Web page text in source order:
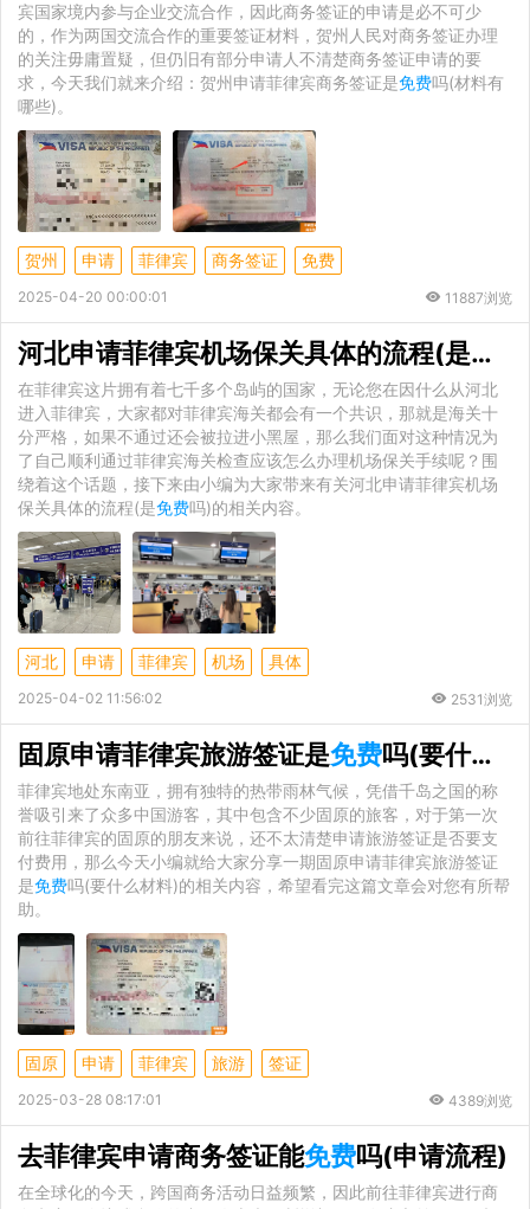
宾国家境内参与企业交流合作，因此商务签证的申请是必不可少
的，作为两国交流合作的重要签证材料，贺州人民对商务签证办理
的关注毋庸置疑，但仍旧有部分申请人不清楚商务签证申请的要
求，今天我们就来介绍：贺州申请菲律宾商务签证是免费吗(材料有
哪些)。
贺州 申请 菲律宾 商务签证 免费
2025-04-20 00:00:01 11887浏览
河北申请菲律宾机场保关具体的流程(是
免费
在菲律宾这片拥有着七千多个岛屿的国家，无论您在因什么从河北
进入菲律宾，大家都对菲律宾海关都会有一个共识，那就是海关十
分严格，如果不通过还会被拉进小黑屋，那么我们面对这种情况为
了自己顺利通过菲律宾海关检查应该怎么办理机场保关手续呢？围
绕着这个话题，接下来由小编为大家带来有关河北申请菲律宾机场
保关具体的流程(是免费吗)的相关内容。
河北 申请 菲律宾 机场 具体
2025-04-02 11:56:02 2531浏览
固原申请菲律宾旅游签证是免费吗(要什么材料)
菲律宾地处东南亚，拥有独特的热带雨林气候，凭借千岛之国的称
誉吸引来了众多中国游客，其中包含不少固原的旅客，对于第一次
前往菲律宾的固原的朋友来说，还不太清楚申请旅游签证是否要支
付费用，那么今天小编就给大家分享一期固原申请菲律宾旅游签证
是免费吗(要什么材料)的相关内容，希望看完这篇文章会对您有所帮
助。
固原 申请 菲律宾 旅游 签证
2025-03-28 08:17:01 4389浏览
去菲律宾申请商务签证能免费吗(申请流程)
在全球化的今天，跨国商务活动日益频繁，因此前往菲律宾进行商